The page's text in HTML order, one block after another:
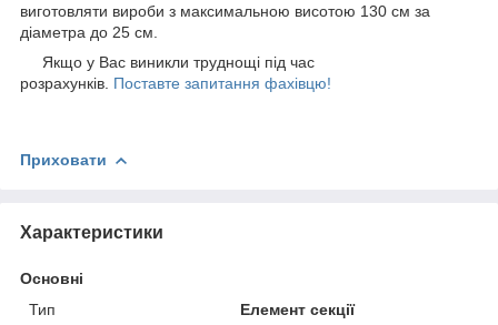
виготовляти вироби з максимальною висотою 130 см за
діаметра до 25 см.
Якщо у Вас виникли труднощі під час
розрахунків. Поставте запитання фахівцю!
Приховати
Характеристики
Основні
Тип
Елемент секції